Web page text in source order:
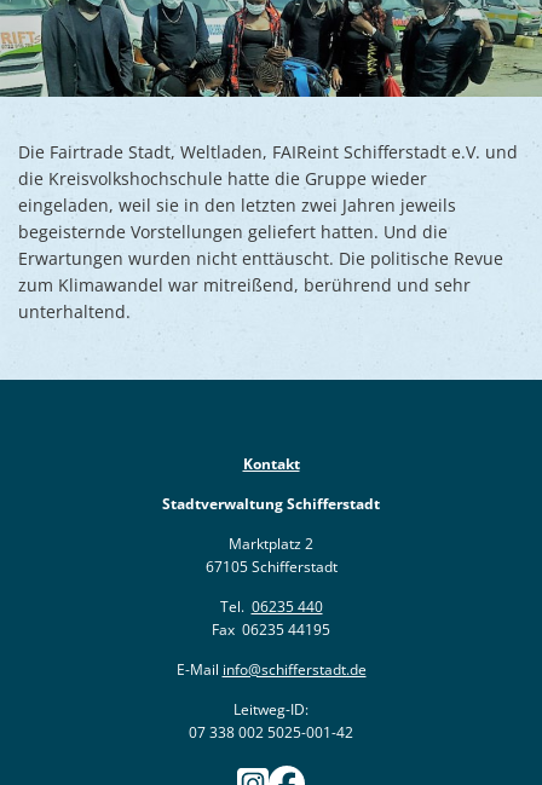
Die Fairtrade Stadt, Weltladen, FAIReint Schifferstadt e.V. und
die Kreisvolkshochschule hatte die Gruppe wieder
eingeladen, weil sie in den letzten zwei Jahren jeweils
begeisternde Vorstellungen geliefert hatten. Und die
Erwartungen wurden nicht enttäuscht. Die politische Revue
zum Klimawandel war mitreißend, berührend und sehr
unterhaltend.
Kontakt
Stadtverwaltung Schifferstadt
Marktplatz 2
67105 Schifferstadt
Tel. 06235 440
Fax 06235 44195
E-Mail info@schifferstadt.de
Leitweg-ID:
07 338 002 5025-001-42